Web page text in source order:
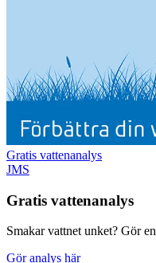
Gratis vattenanalys
JMS
Gratis vattenanalys
Smakar vattnet unket? Gör
Gör analys här